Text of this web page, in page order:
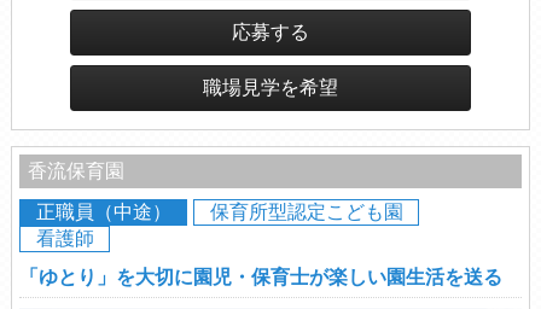
応募する
職場見学を希望
香流保育園
正職員（中途）
保育所型認定こども園
看護師
「ゆとり」を大切に園児・保育士が楽しい園生活を送る